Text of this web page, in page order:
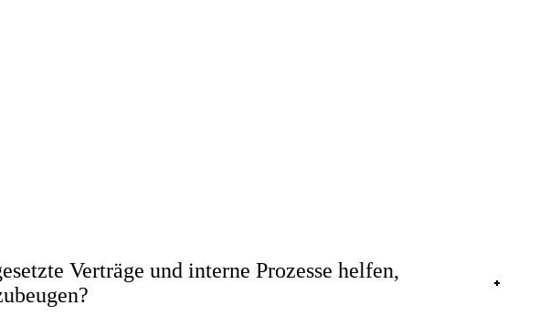
Verträge und interne Prozesse helfen,